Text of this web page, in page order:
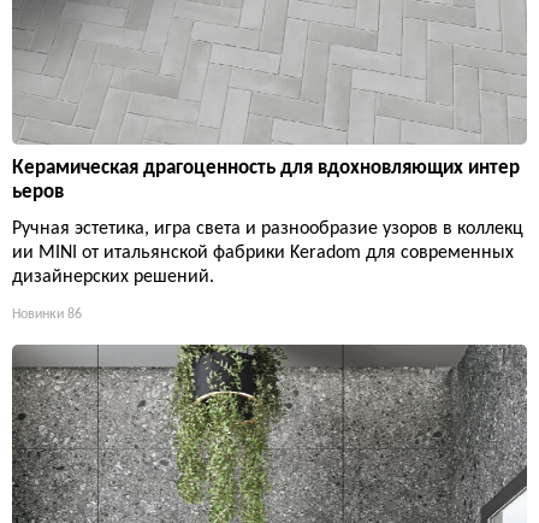
Керамическая драгоценность для вдохновляющих интер
ьеров
Ручная эстетика, игра света и разнообразие узоров в коллекц
ии MINI от итальянской фабрики Keradom для современных
дизайнерских решений.
Новинки 86